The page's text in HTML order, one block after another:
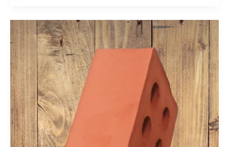
CBECL
Bangladesh’s
Premier
Ceramic
Brick
Supplier